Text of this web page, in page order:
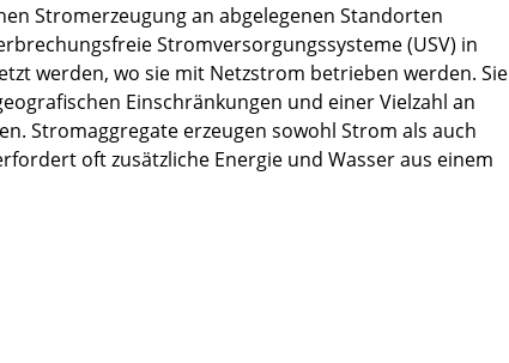
Stromerzeugung an abgelegenen Standorten
Stromversorgungssysteme (USV) in
werden, wo sie mit Netzstrom betrieben werden. Sie
Einschränkungen und einer Vielzahl an
Stromaggregate erzeugen sowohl Strom als auch
oft zusätzliche Energie und Wasser aus einem